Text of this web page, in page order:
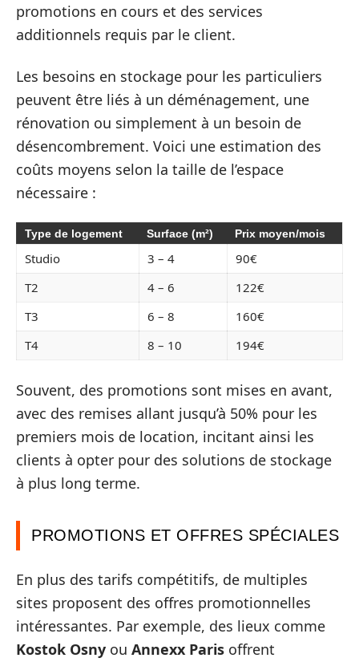
promotions en cours et des services
additionnels requis par le client.
Les besoins en stockage pour les particuliers
peuvent être liés à un déménagement, une
rénovation ou simplement à un besoin de
désencombrement. Voici une estimation des
coûts moyens selon la taille de l’espace
nécessaire :
Type de logement Surface (m²) Prix moyen/mois
Studio 3 – 4
90€
T2
4 – 6
122€
T3
6 – 8
160€
T4
8 – 10 194€
Souvent, des promotions sont mises en avant,
avec des remises allant jusqu’à 50% pour les
premiers mois de location, incitant ainsi les
clients à opter pour des solutions de stockage
à plus long terme.
PROMOTIONS ET OFFRES SPÉCIALES
En plus des tarifs compétitifs, de multiples
sites proposent des offres promotionnelles
intéressantes. Par exemple, des lieux comme
Kostok Osny ou Annexx Paris offrent